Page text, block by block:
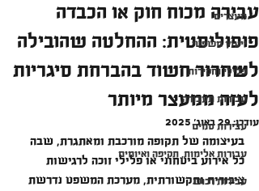
מעצרים
ייעוץ משפטי
פלילי וחקירות
עבירות תעבורה
עבירות סמים
עבירות אלימות, תקיפה ואיומים
עבירות רכוש
עבירה מכוח חוק או הכבדה
פופוליסטית: ההחלטה שהובילה
לשחרור חשוד בהברחת סיגריות
לעזה ממעצר מיותר
עודכן:29 באוג׳ 2025
בעיצומה של תקופה מורכבת ומאתגרת, שבה
כל אירוע ביטחוני או פלילי זוכה לרגישות
ציבורית ותקשורתית, מערכת המשפט נדרשת